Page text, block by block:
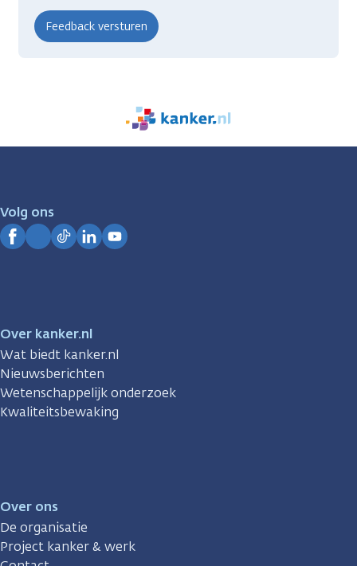
We
zijn
Volg ons
Over kanker.nl
Wat biedt kanker.nl
Nieuwsberichten
Wetenschappelijk onderzoek
Kwaliteitsbewaking
Over ons
De organisatie
Project kanker & werk